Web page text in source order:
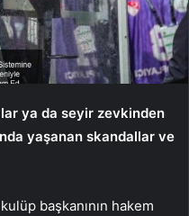
ya da seyir zevkinden
yaşanan skandallar ve
başkanının hakem